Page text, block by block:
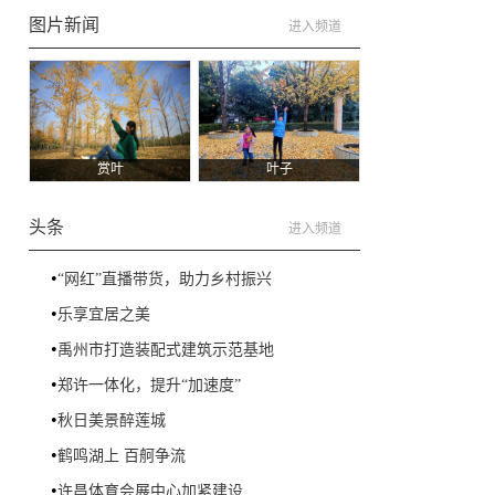
图片新闻 进入频道
赏叶 叶子
头条 进入频道
•“网红”直播带货，助力乡村振兴
•乐享宜居之美
•禹州市打造装配式建筑示范基地
•郑许一体化，提升“加速度”
•秋日美景醉莲城
•鹤鸣湖上 百舸争流
•许昌体育会展中心加紧建设